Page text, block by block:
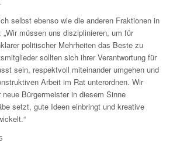
selbst ebenso wie die anderen Fraktionen in
„Wir müssen uns disziplinieren, um für
politischer Mehrheiten das Beste zu
sollten sich ihrer Verantwortung für
sein, respektvoll miteinander umgehen und
Arbeit im Rat unterordnen. Wir
Bürgermeister in diesem Sinne
setzt, gute Ideen einbringt und kreative